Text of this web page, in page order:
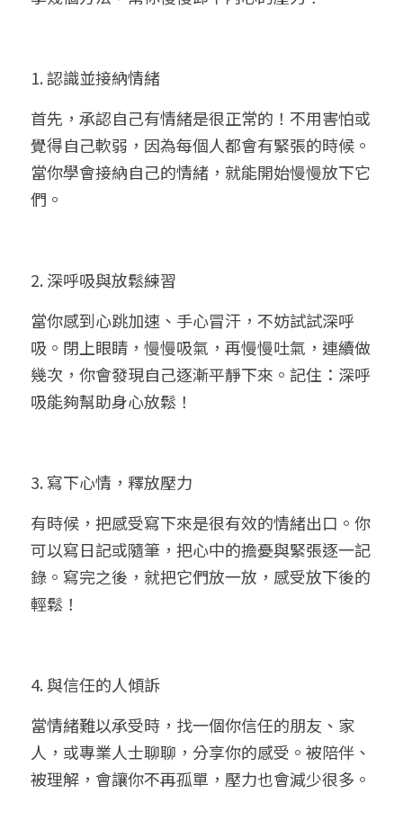
1. 認識並接納情緒
首先，承認自己有情緒是很正常的！不用害怕或
覺得自己軟弱，因為每個人都會有緊張的時候。
當你學會接納自己的情緒，就能開始慢慢放下它
們。
2. 深呼吸與放鬆練習
當你感到心跳加速、手心冒汗，不妨試試深呼
吸。閉上眼睛，慢慢吸氣，再慢慢吐氣，連續做
幾次，你會發現自己逐漸平靜下來。記住：深呼
吸能夠幫助身心放鬆！
3. 寫下心情，釋放壓力
有時候，把感受寫下來是很有效的情緒出口。你
可以寫日記或隨筆，把心中的擔憂與緊張逐一記
錄。寫完之後，就把它們放一放，感受放下後的
輕鬆！
4. 與信任的人傾訴
當情緒難以承受時，找一個你信任的朋友、家
人，或專業人士聊聊，分享你的感受。被陪伴、
被理解，會讓你不再孤單，壓力也會減少很多。